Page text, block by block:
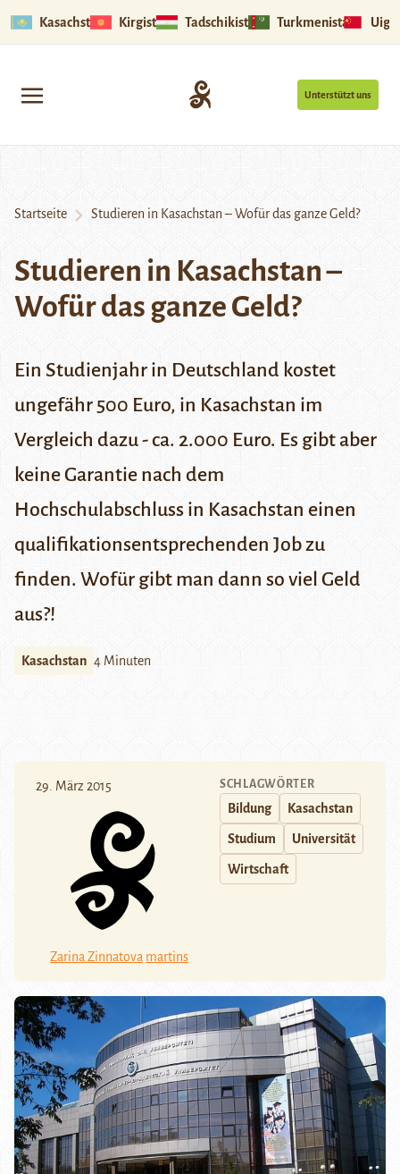
Kasachstan Kirgistan Tadschikistan Turkmenistan
Unterstützt uns
Startseite Studieren in Kasachstan – Wofür das ganze Geld?
Studieren in Kasachstan –
Wofür das ganze Geld?
Ein Studienjahr in Deutschland kostet
ungefähr 500 Euro, in Kasachstan im
Vergleich dazu - ca. 2.000 Euro. Es gibt aber
keine Garantie nach dem
Hochschulabschluss in Kasachstan einen
qualifikationsentsprechenden Job zu
finden. Wofür gibt man dann so viel Geld
aus?!
Kasachstan 4 Minuten
29. März 2015
Zarina Zinnatova martins
SCHLAGWÖRTER
Bildung Kasachstan
Studium Universität
Wirtschaft